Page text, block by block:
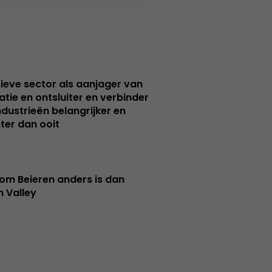
sector als aanjager van
en ontsluiter en verbinder
belangrijker en
dan ooit
Beieren anders is dan
Valley